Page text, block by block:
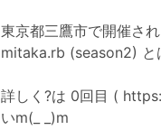
東京都三鷹市で開催さ
mitaka.rb (season2) と
詳しく?は 0回目 (
いm(_ _)m